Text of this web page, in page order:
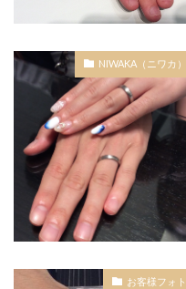
結婚指輪お返し
結婚指輪ガイド
結婚指輪かっこいい
結婚指輪カラーストー
結婚指輪きつい
結婚指輪キラキラしてな
結婚指輪コーディネート
結婚指輪ことのは
結婚指輪サイズ
NIWAKA（ニワカ）
お客様フォト